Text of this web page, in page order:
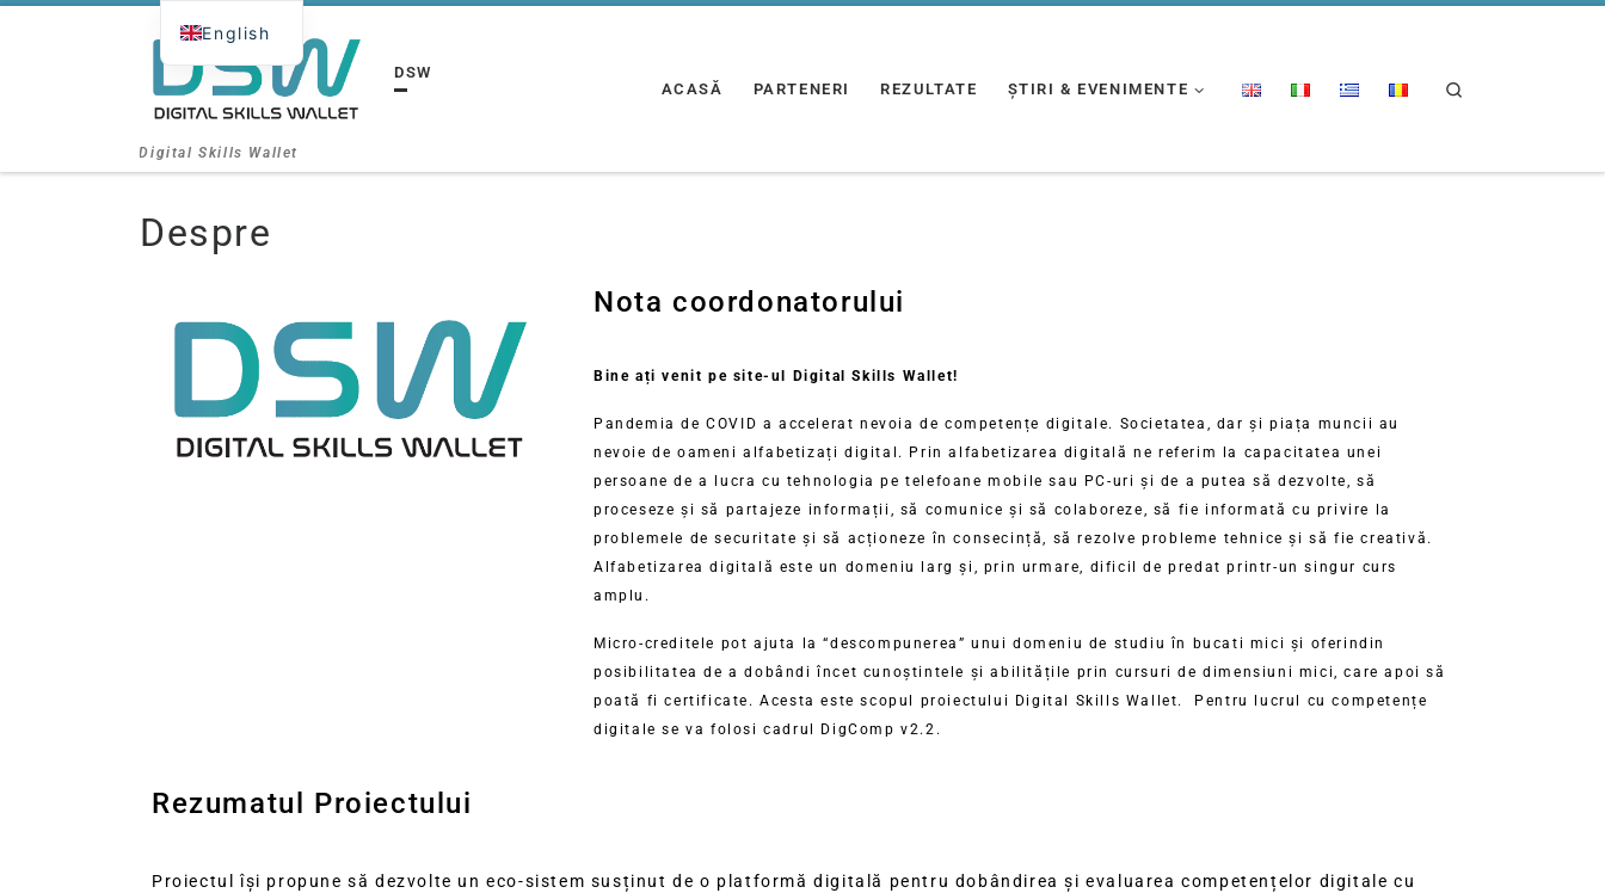
DSW
Digital Skills Wallet
ACASĂ PARTENERI REZULTATE ȘTIRI & EVENIMENTE
Despre
Nota coordonatorului
Bine ați venit pe site-ul Digital Skills Wallet!
Pandemia de COVID a accelerat nevoia de competențe digitale. Societatea, dar și piața muncii au
nevoie de oameni alfabetizați digital. Prin alfabetizarea digitală ne referim la capacitatea unei
persoane de a lucra cu tehnologia pe telefoane mobile sau PC-uri și de a putea să dezvolte, să
proceseze și să partajeze informații, să comunice și să colaboreze, să fie informată cu privire la
problemele de securitate și să acționeze în consecință, să rezolve probleme tehnice și să fie creativă.
Alfabetizarea digitală este un domeniu larg și, prin urmare, dificil de predat printr-un singur curs
amplu.
Micro-creditele pot ajuta la “descompunerea” unui domeniu de studiu în bucati mici și oferindin
posibilitatea de a dobândi încet cunoștintele și abilitățile prin cursuri de dimensiuni mici, care apoi să
poată fi certificate. Acesta este scopul proiectului Digital Skills Wallet. Pentru lucrul cu competențe
digitale se va folosi cadrul DigComp v2.2.
Rezumatul Proiectului
Proiectul își propune să dezvolte un eco-sistem susținut de o platformă digitală pentru dobândirea și evaluarea competențelor digitale cu
English